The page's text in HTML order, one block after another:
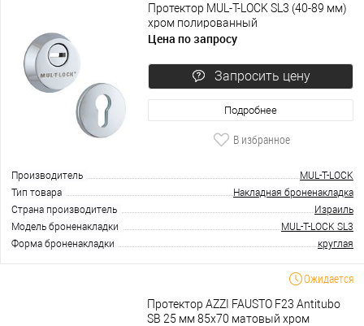
Протектор MUL-T-LOCK SL3 (40-89 мм)
хром полированный
Цена по запросу
Запросить цену
Подробнее
В избранное
Производитель
MUL-T-LOCK
Тип товара
Накладная броненакладка
Страна производитель
Израиль
Модель броненакладки
MUL-T-LOCK SL3
Форма броненакладки
круглая
Ожидается
Протектор AZZI FAUSTO F23 Antitubo
SB 25 мм 85х70 матовый хром